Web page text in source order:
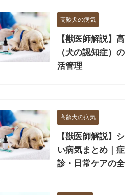
高齢犬の病気
【獣医師解説】
（犬の認知症）
活管理
高齢犬の病気
【獣医師解説】
い病気まとめ｜
診・日常ケアの